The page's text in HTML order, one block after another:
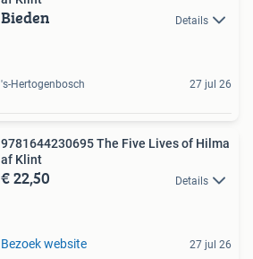
Bieden Details
's-Hertogenbosch 27 jul 26
9781644230695 The Five Lives of Hilma
af Klint
€ 22,50 Details
Bezoek website 27 jul 26